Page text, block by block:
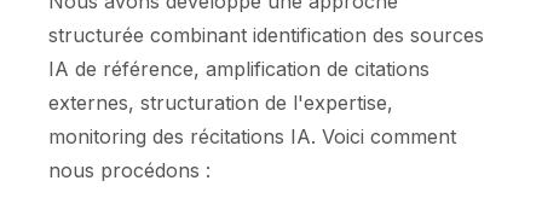
structurée combinant identification des sources
IA de référence, amplification de citations
externes, structuration de l'expertise,
monitoring des récitations IA. Voici comment
nous procédons :